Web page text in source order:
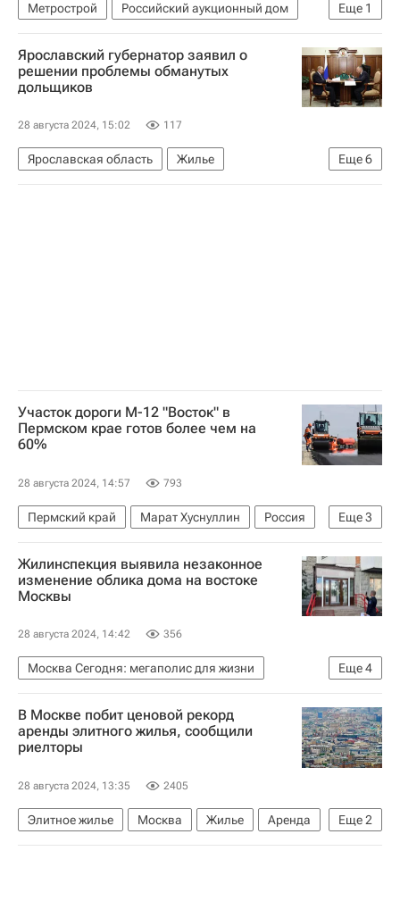
Еще 1
Метрострой
Российский аукционный дом
Санкт-Петербург
Ярославский губернатор заявил о
решении проблемы обманутых
дольщиков
28 августа 2024, 15:02 117
Еще6
Ярославская область
Жилье
Михаил Евраев
Владимир Путин
Россия
Участок дороги М-12 "Восток" в
Пермском крае готов более чем на
60%
28 августа 2024, 14:57 793
Еще3
Пермский край Марат Хуснуллин
Россия
Вячеслав Петушенко
Дороги
Строительство
Жилинспекция выявила незаконное
изменение облика дома на востоке
Москвы
28 августа 2024, 14:42 356
Еще4
Москва Сегодня: мегаполис для жизни
Москва
Мосжилинспекция
Комплекс городского хозяйства Москвы
Городское хозяйство Москвы
В Москве побит ценовой рекорд
аренды элитного жилья, сообщили
риелторы
28 августа 2024, 13:35 2405
Еще2
Элитное жилье Москва Жилье
Аренда
Цены
Риелторы